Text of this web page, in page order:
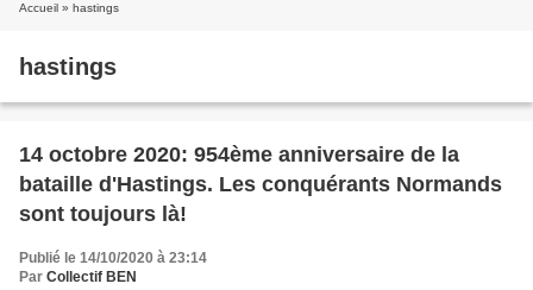
Accueil » hastings
hastings
14 octobre 2020: 954ème anniversaire de la
bataille d'Hastings. Les conquérants Normands
sont toujours là!
Publié le 14/10/2020 à 23:14
Par Collectif BEN